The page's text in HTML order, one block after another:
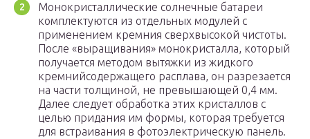
Монокристаллические солнечные батареи
комплектуются из отдельных модулей с
применением кремния сверхвысокой чистоты.
После «выращивания» монокристалла, который
получается методом вытяжки из жидкого
кремнийсодержащего расплава, он разрезается
на части толщиной, не превышающей 0,4 мм.
Далее следует обработка этих кристаллов с
целью придания им формы, которая требуется
для встраивания в фотоэлектрическую панель.